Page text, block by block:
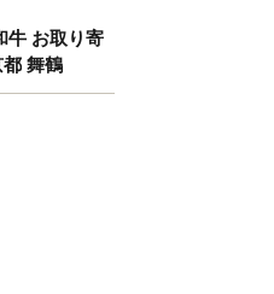
牛 お取り寄
舞鶴